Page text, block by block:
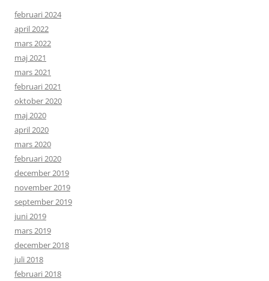
februari 2024
april 2022
mars 2022
maj 2021
mars 2021
februari 2021
oktober 2020
maj 2020
april 2020
mars 2020
februari 2020
december 2019
november 2019
september 2019
juni 2019
mars 2019
december 2018
juli 2018
februari 2018